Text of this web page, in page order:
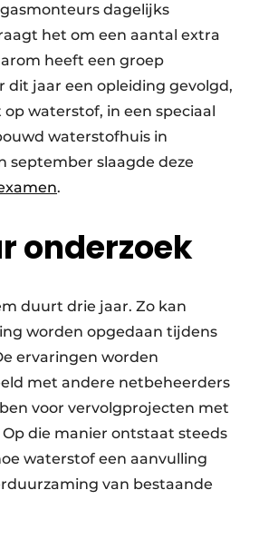
dagelijks
het om een aantal extra
heeft een groep
dit jaar een opleiding gevolgd,
waterstof, in een speciaal
waterstofhuis in
september slaagde deze
.
onderzoek
duurt drie jaar. Zo kan
worden opgedaan tijdens
ervaringen worden
met andere netbeheerders
voor vervolgprojecten met
die manier ontstaat steeds
waterstof een aanvulling
van bestaande